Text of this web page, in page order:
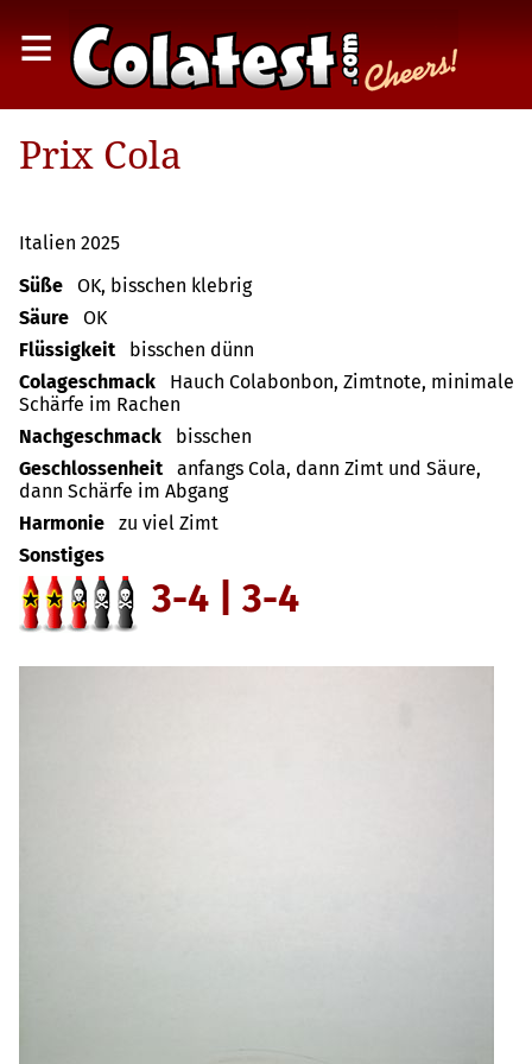
≡
Prix Cola
Italien 2025
Süße
OK, bisschen klebrig
Säure
OK
Flüssigkeit
bisschen dünn
Colageschmack
Hauch Colabonbon, Zimtnote, minimale
Schärfe im Rachen
Nachgeschmack
bisschen
Geschlossenheit
anfangs Cola, dann Zimt und Säure,
dann Schärfe im Abgang
Harmonie
zu viel Zimt
Sonstiges
3-4 | 3-4